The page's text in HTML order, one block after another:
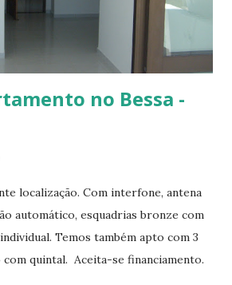
O programa federal previa a
unidades para a população com
mínimos; mais 400 mi...
no Bessa -
localização. Com interfone, antena
automático, esquadrias bronze com
Temos também apto com 3
quintal. Aceita-se financiamento.